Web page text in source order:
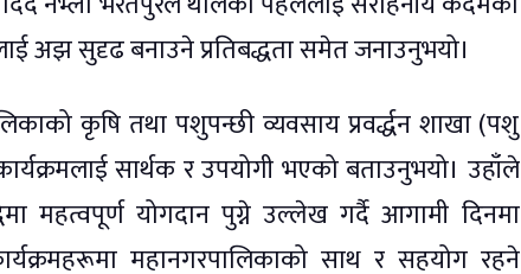
अझ सुदृढ बनाउने प्रतिबद्धता समेत जनाउनुभयो।
कृषि तथा पशुपन्छी व्यवसाय प्रवर्द्धन शाखा (पशु
सार्थक र उपयोगी भएको बताउनुभयो। उहाँले
महत्वपूर्ण योगदान पुग्ने उल्लेख गर्दै आगामी दिनमा
महानगरपालिकाको साथ र सहयोग रहने